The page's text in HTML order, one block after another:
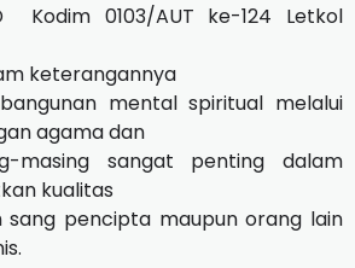
Kodim 0103/AUT ke-124 Letkol
keterangannya
mental spiritual melalui
agama dan
masing sangat penting dalam
kualitas
sang pencipta maupun orang lain